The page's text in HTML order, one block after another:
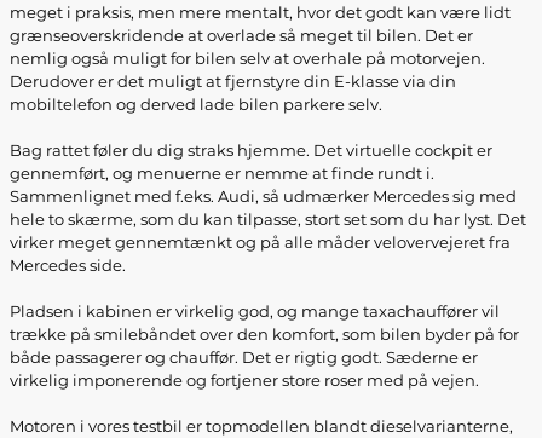
meget i praksis, men mere mentalt, hvor det godt kan være lidt
grænseoverskridende at overlade så meget til bilen. Det er
nemlig også muligt for bilen selv at overhale på motorvejen.
Derudover er det muligt at fjernstyre din E-klasse via din
mobiltelefon og derved lade bilen parkere selv.
Bag rattet føler du dig straks hjemme. Det virtuelle cockpit er
gennemført, og menuerne er nemme at finde rundt i.
Sammenlignet med f.eks. Audi, så udmærker Mercedes sig med
hele to skærme, som du kan tilpasse, stort set som du har lyst. Det
virker meget gennemtænkt og på alle måder velovervejeret fra
Mercedes side.
Pladsen i kabinen er virkelig god, og mange taxachauffører vil
trække på smilebåndet over den komfort, som bilen byder på for
både passagerer og chauffør. Det er rigtig godt. Sæderne er
virkelig imponerende og fortjener store roser med på vejen.
Motoren i vores testbil er topmodellen blandt dieselvarianterne,